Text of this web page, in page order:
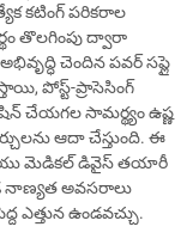
కటింగ్ పరికరాల
తొలగింపు ద్వారా
చెందిన పవర్ సప్లై
పోస్ట్-ప్రాసెసింగ్
చేయగల సామర్థ్యం ఉష్ణ
ఆదా చేస్తుంది. ఈ
మెడికల్ డివైస్ తయారీ
నాణ్యత అవసరాలు
ఎత్తున ఉండవచ్చు.